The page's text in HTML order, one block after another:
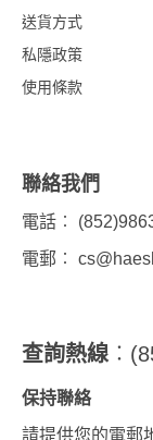
送貨方式
私隱政策
使用條款
聯絡我們
電話︰
電郵︰
查詢熱線
保持聯絡
請提供您的電郵